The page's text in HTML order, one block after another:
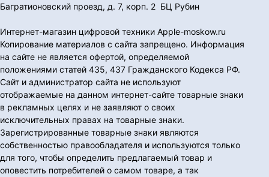
Багратионовский проезд, д. 7, корп. 2 БЦ Рубин
Интернет-магазин цифровой техники Apple-moskow.ru
Копирование материалов с сайта запрещено. Информация
на сайте не является офертой, определяемой
положениями статей 435, 437 Гражданского Кодекса РФ.
Сайт и администратор сайта не используют
отображаемые на данном интернет-сайте товарные знаки
в рекламных целях и не заявляют о своих
исключительных правах на товарные знаки.
Зарегистрированные товарные знаки являются
собственностью правообладателя и используются только
для того, чтобы определить предлагаемый товар и
оповестить потребителей о самом товаре, а так